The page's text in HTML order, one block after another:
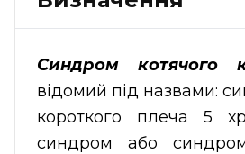
Синдром котячого
відомий під назвами:
короткого плеча 5
синдром або